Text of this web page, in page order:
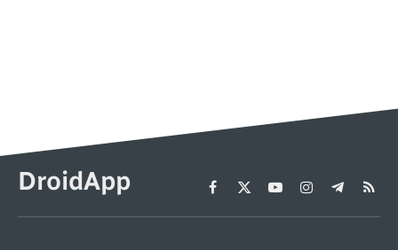
DroidApp Facebook
X
(Twitter)
YouTubeInstagram
Telegram
RSS